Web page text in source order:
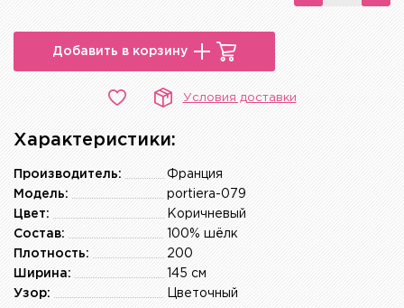
Добавить в корзину
Условия доставки
Характеристики:
Франция
Производитель:
portiera-079
Модель:
Коричневый
Цвет:
100% шёлк
Состав:
200
Плотность:
145 см
Ширина:
Цветочный
Узор: